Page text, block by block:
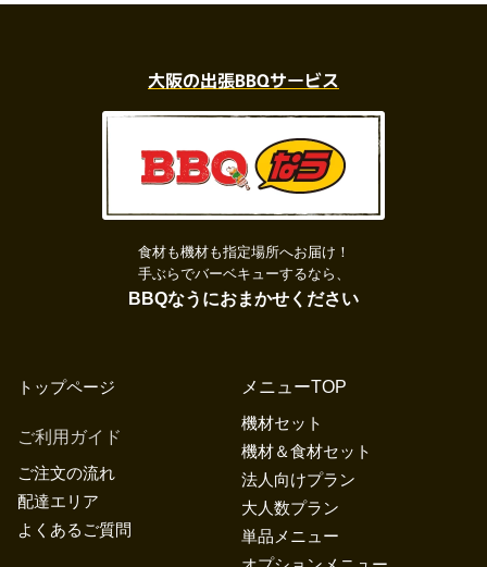
大阪の出張BBQサービス
食材も機材も指定場所へお届け！
手ぶらでバーベキューするなら、
BBQなうにおまかせください
トップページ
メニューTOP
機材セット
機材＆食材セット
法人向けプラン
大人数プラン
単品メニュー
ご利用ガイド
ご注文の流れ
配達エリア
よくあるご質問